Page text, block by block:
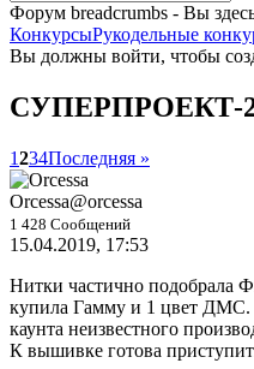
Форум breadcrumbs - Вы
КонкурсыРукодельные
Вы должны войти, чтобы
СУПЕРПРОЕКТ-
1234Последняя »
Orcessa@orcessa
1 428 Сообщений
15.04.2019, 17:53
Нитки частично подобрала
купила Гамму и 1 цвет ДМС.
каунта неизвестного
К вышивке готова